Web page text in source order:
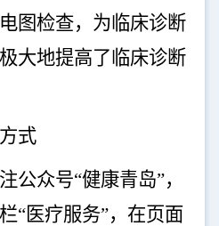
图检查，为临床诊断
大地提高了临床诊断
式
公众号“健康青岛”，
“医疗服务”，在页面